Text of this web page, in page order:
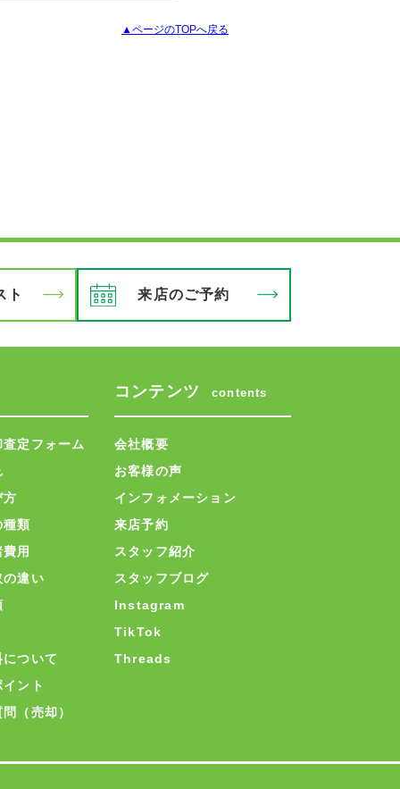
▲ページのTOPへ戻る
ト 来店のご予約
定フォーム
方
種類
用
の違い
ついて
ント
（売却）
コンテンツ contents
会社概要
お客様の声
インフォメーション
来店予約
スタッフ紹介
スタッフブログ
Instagram
TikTok
Threads